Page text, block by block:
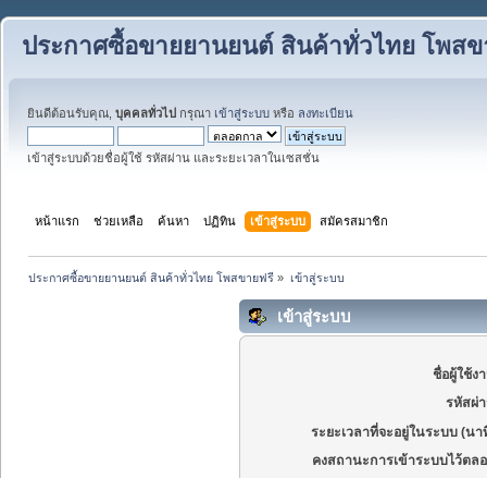
ประกาศซื้อขายยานยนต์ สินค้าทั่วไทย โพส
ยินดีต้อนรับคุณ, บุคคลทั่วไป กรุณา เข้าสู่ระบบ หรือ ลงทะเบียน
เข้าสู่ระบบด้วยชื่อผู้ใช้ รหัสผ่าน และระยะเวลาในเซสชั่น
หน้าแรก ช่วยเหลือ ค้นหา ปฏิทิน เข้าสู่ระบบ สมัครสมาชิก
ประกาศซื้อขายยานยนต์ สินค้าทั่วไทย โพสขายฟรี » เข้าสู่ระบบ
เข้าสู่ระบบ
ชื่อผู้ใช้ง
รหัสผ่
ระยะเวลาที่จะอยู่ในระบบ (นา
คงสถานะการเข้าระบบไว้ตล